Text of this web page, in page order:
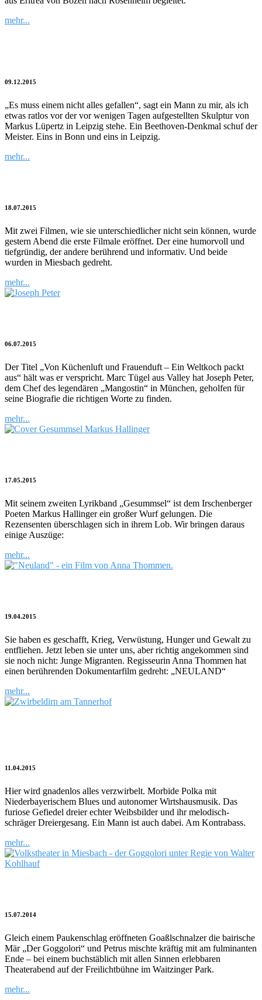
mehr...
09.12.2015
„Es muss einem nicht alles gefallen“, sagt ein Mann zu mir, als ich
etwas ratlos vor der vor wenigen Tagen aufgestellten Skulptur von
Markus Lüpertz in Leipzig stehe. Ein Beethoven-Denkmal schuf der
Meister. Eins in Bonn und eins in Leipzig.
mehr...
18.07.2015
Mit zwei Filmen, wie sie unterschiedlicher nicht sein können, wurde
gestern Abend die erste Filmale eröffnet. Der eine humorvoll und
tiefgründig, der andere berührend und informativ. Und beide
wurden in Miesbach gedreht.
mehr...
06.07.2015
Der Titel „Von Küchenluft und Frauenduft – Ein Weltkoch packt
aus“ hält was er verspricht. Marc Tügel aus Valley hat Joseph Peter,
dem Chef des legendären „Mangostin“ in München, geholfen für
seine Biografie die richtigen Worte zu finden.
mehr...
17.05.2015
Mit seinem zweiten Lyrikband „Gesummsel“ ist dem Irschenberger
Poeten Markus Hallinger ein großer Wurf gelungen. Die
Rezensenten überschlagen sich in ihrem Lob. Wir bringen daraus
einige Auszüge:
mehr...
19.04.2015
Sie haben es geschafft, Krieg, Verwüstung, Hunger und Gewalt zu
entfliehen. Jetzt leben sie unter uns, aber richtig angekommen sind
sie noch nicht: Junge Migranten. Regisseurin Anna Thommen hat
einen berührenden Dokumentarfilm gedreht: „NEULAND“
mehr...
11.04.2015
Hier wird gnadenlos alles verzwirbelt. Morbide Polka mit
Niederbayerischem Blues und autonomer Wirtshausmusik. Das
furiose Gefiedel dreier echter Weibsbilder und ihr melodisch-
schräger Dreiergesang. Ein Mann ist auch dabei. Am Kontrabass.
mehr...
15.07.2014
Gleich einem Paukenschlag eröffneten Goaßlschnalzer die bairische
Mär „Der Goggolori“ und Petrus mischte kräftig mit am fulminanten
Ende – bei einem buchstäblich mit allen Sinnen erlebbaren
Theaterabend auf der Freilichtbühne im Waitzinger Park.
mehr...